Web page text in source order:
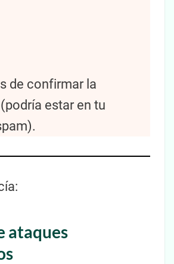
de confirmar la
estar en tu
ataques